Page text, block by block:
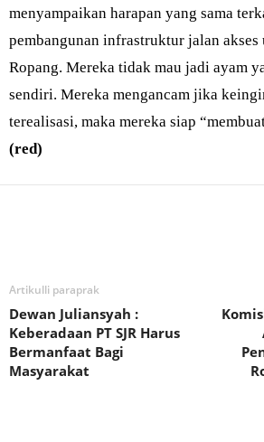
menyampaikan harapan yang sama
pembangunan infrastruktur jalan akses
Ropang. Mereka tidak mau jadi ayam
sendiri. Mereka mengancam jika
terealisasi, maka mereka siap
(red)
Artikulli paraprak
Dewan Juliansyah :
Keberadaan PT SJR Harus
Bermanfaat Bagi
Masyarakat